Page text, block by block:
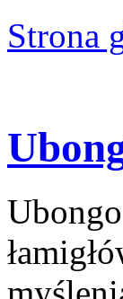
Strona